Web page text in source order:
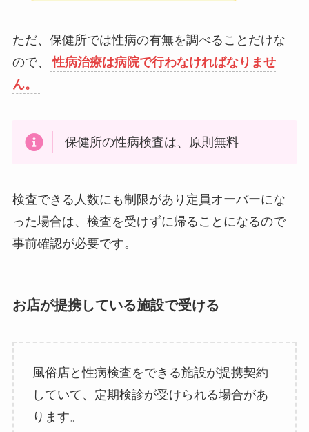
ただ、保健所では性病の有無を調べることだけな
ので、
性病治療は病院で行わなければなりませ
ん。
保健所の性病検査は、原則無料
検査できる人数にも制限があり定員オーバーにな
った場合は、検査を受けずに帰ることになるので
事前確認が必要です。
お店が提携している施設で受ける
風俗店と性病検査をできる施設が提携契約
していて、定期検診が受けられる場合があ
ります。